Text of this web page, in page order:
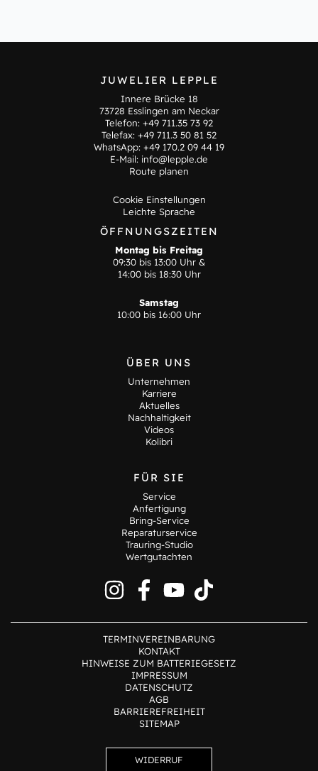
JUWELIER LEPPLE
Innere Brücke 18
73728 Esslingen am Neckar
Telefon: +49 711.35 73 92
Telefax: +49 711.3 50 81 52
WhatsApp: +49 170.2 09 44 19
E-Mail: info@lepple.de
Route planen
Cookie Einstellungen
Leichte Sprache
ÖFFNUNGSZEITEN
Montag bis Freitag
09:30 bis 13:00 Uhr &
14:00 bis 18:30 Uhr
Samstag
10:00 bis 16:00 Uhr
ÜBER UNS
Unternehmen
Karriere
Aktuelles
Nachhaltigkeit
Videos
Kolibri
FÜR SIE
Service
Anfertigung
Bring-Service
Reparaturservice
Trauring-Studio
Wertgutachten
TERMINVEREINBARUNG
KONTAKT
HINWEISE ZUM BATTERIEGESETZ
IMPRESSUM
DATENSCHUTZ
AGB
BARRIEREFREIHEIT
SITEMAP
WIDERRUF